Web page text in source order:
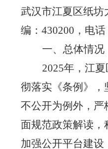
武汉市江夏区纸坊
编：430200，电话
一、总体情况
2025年，江
彻落实《条例》，
不公开为例外，严
面规范政策解读，
加强公开平台建